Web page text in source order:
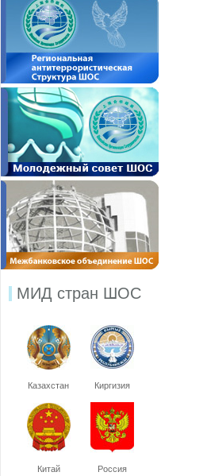
МИД стран ШОС
Казахстан Киргизия
Китай Россия